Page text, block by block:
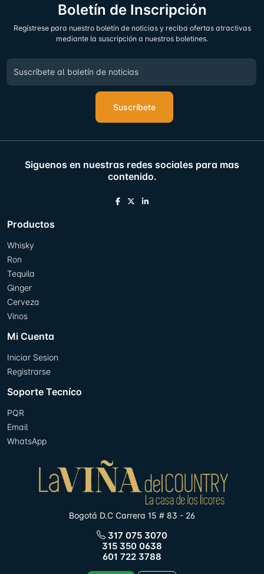
Boletín de Inscripción
Regístrese para nuestro boletín de noticias y reciba ofertas atractivas
mediante la suscripción a nuestros boletines.
Suscríbete
Siguenos en nuestras redes sociales para mas
contenido.
Productos
Whisky
Ron
Tequila
Ginger
Cerveza
Vinos
Mi Cuenta
Iniciar Sesion
Registrarse
Soporte Tecníco
PQR
Email
WhatsApp
Bogotá D.C Carrera 15 # 83 - 26
317 075 3070
315 350 0638
601 722 3788